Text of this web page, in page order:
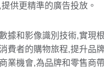
供更精準的廣告投放。
據和影像識別技術,實現
費者的購物旅程,提升品
業機會,為品牌和零售商